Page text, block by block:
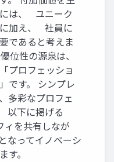
は、 ユニーク
加え、 社員に
であると考えま
位性の源泉は、
プロフェッショ
です。 シンプレ
多彩なプロフェ
以下に掲げる
ィを共有しなが
なってイノベーシ
す。